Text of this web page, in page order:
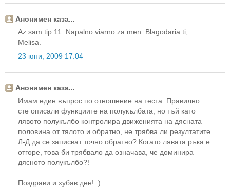
Анонимен каза...
Az sam tip 11. Napalno viarno za men. Blagodaria ti,
Melisa.
23 юни, 2009 17:04
Анонимен каза...
Имам един въпрос по отношение на теста: Правилно
сте описали функциите на полукълбата, но тъй като
лявото полукълбо контролира движенията на дясната
половина от тялото и обратно, не трябва ли резултатите
Л-Д да се записват точно обратно? Когато лявата ръка е
отгоре, това би трябвало да означава, че доминира
дясното полукълбо?!
Поздрави и хубав ден! :)